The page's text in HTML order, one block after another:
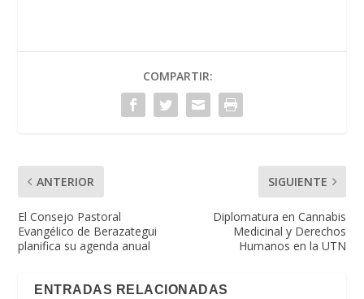
COMPARTIR:
ANTERIOR
El Consejo Pastoral
Evangélico de Berazategui
planifica su agenda anual
SIGUIENTE
Diplomatura en Cannabis
Medicinal y Derechos
Humanos en la UTN
ENTRADAS RELACIONADAS